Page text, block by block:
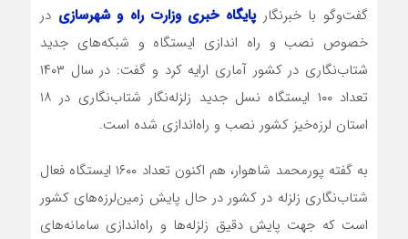
گفت‌وگو با خبرنگار پایگاه خبری وزارت راه و شهرسازی در
خصوص نصب و راه اندازی ایستگاه و شبکه‌های جدید
شتاب‌نگاری در کشور آماری ارایه کرد و گفت: در سال ۱۴۰۳
تعداد ۱۰۰ ایستگاه نسل جدید زلزله‌نگار شتاب‌نگاری در ۱۸
استان لرزه‌خیز کشور نصب و راه‌اندازی شده است.
به گفته پورمحمد شاهوار، هم اکنون تعداد ۱۶۰۰ ایستگاه فعال
شتاب‌نگاری زلزله در کشور در حال پایش زمین‌لرزه‌های کشور
است که جهت پایش دقیق زلزله‌ها و راه‌اندازی سامانه‌های